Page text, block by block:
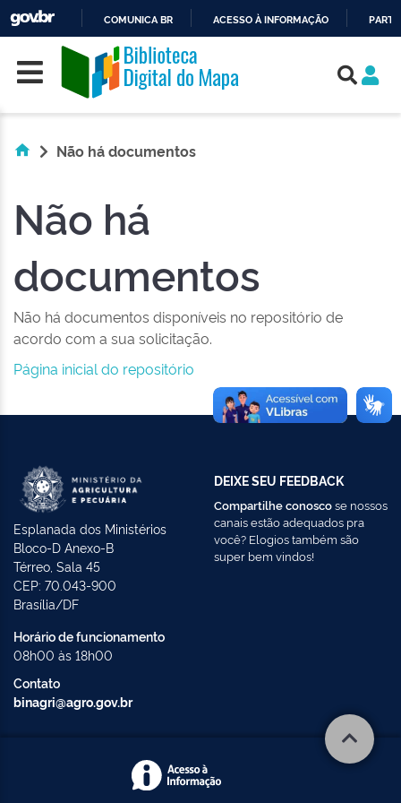
O
CONTEÚDO
COMUNICA BR ACESSO À INFORMAÇÃO
Skip navigation
Não há documentos
Não há
documentos
Não há documentos disponíveis no repositório de
acordo com a sua solicitação.
Página inicial do repositório
Esplanada dos Ministérios
Bloco-D Anexo-B
Térreo, Sala 45
CEP: 70.043-900
Brasília/DF
Horário de funcionamento
08h00 às 18h00
Contato
binagri@agro.gov.br
DEIXE SEU FEEDBACK
Compartilhe conoscose nossos
canais estão adequados pra
você? Elogios também são
super bem vindos!